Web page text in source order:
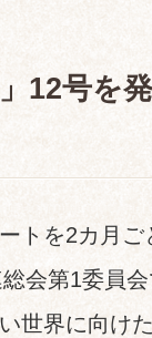
12号を
トを2カ月ご
会第1委員
世界に向け